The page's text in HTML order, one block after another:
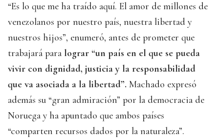
“Es lo que me ha traído aquí. El amor de millones de
venezolanos por nuestro país, nuestra libertad y
nuestros hijos”, enumeró, antes de prometer que
trabajará para lograr “un país en el que se pueda
vivir con dignidad, justicia y la responsabilidad
que va asociada a la libertad”. Machado expresó
además su “gran admiración” por la democracia de
Noruega y ha apuntado que ambos países
“comparten recursos dados por la naturaleza”.